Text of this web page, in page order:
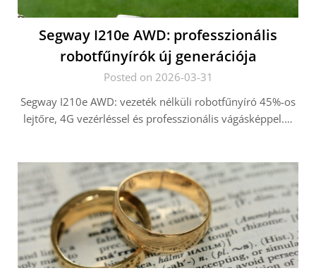
Segway I210e AWD: professzionális
robotfűnyírók új generációja
Posted on 2026-03-31
Segway I210e AWD: vezeték nélküli robotfűnyíró 45%-os
lejtőre, 4G vezérléssel és professzionális vágásképpel.…